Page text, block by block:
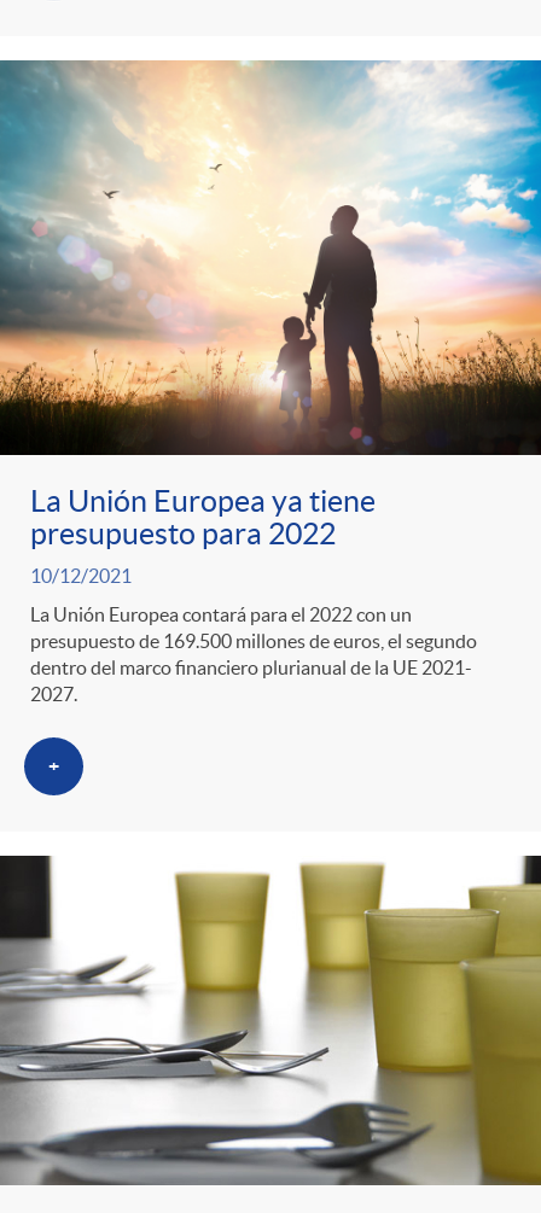
La Unión Europea ya tiene
presupuesto para 2022
10/12/2021
La Unión Europea contará para el 2022 con un
presupuesto de 169.500 millones de euros, el segundo
dentro del marco financiero plurianual de la UE 2021-
2027.
+